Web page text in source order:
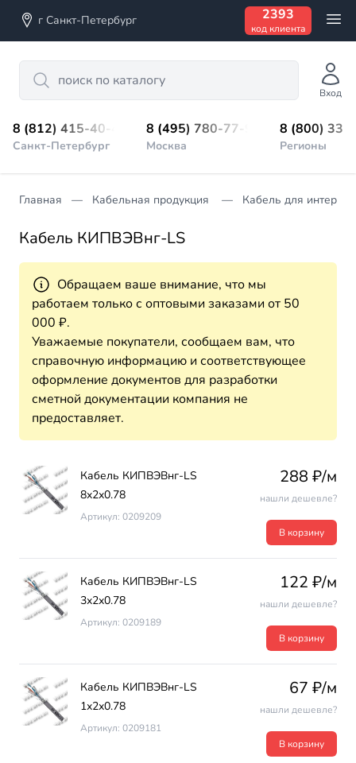
г Санкт-Петербург 2393
код клиента
Search
Вход
8 (812) 415-40-45
Санкт-Петербург
8 (495) 780-77-98
Москва
8 (800)
Регионы
Главная Кабельная продукция Кабель для
Кабель КИПВЭВнг-LS
Обращаем ваше внимание, что мы
работаем только с оптовыми заказами от 50
000 ₽.
Уважаемые покупатели, сообщаем вам, что
справочную информацию и соответствующее
оформление документов для разработки
сметной документации компания не
предоставляет.
Кабель КИПВЭВнг-LS
8х2х0.78
Артикул: 0209209
288 ₽/м
нашли дешевле?
В корзину
Кабель КИПВЭВнг-LS
3х2х0.78
Артикул: 0209189
122 ₽/м
нашли дешевле?
В корзину
Кабель КИПВЭВнг-LS
1х2х0.78
Артикул: 0209181
67 ₽/м
нашли дешевле?
В корзину